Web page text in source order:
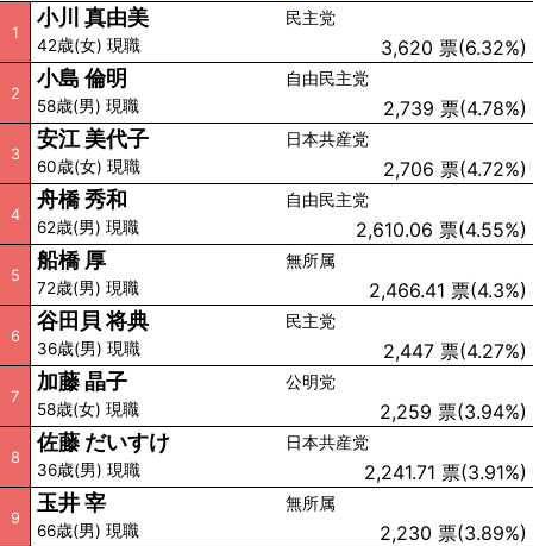
1
小川 真由美
42歳(女) 現職
民主党
3,620 票(6.32%)
2
小島 倫明
58歳(男) 現職
自由民主党
2,739 票(4.78%)
3
安江 美代子
60歳(女) 現職
日本共産党
2,706 票(4.72%)
4
舟橋 秀和
62歳(男) 現職
自由民主党
2,610.06 票(4.55%)
5
船橋 厚
72歳(男) 現職
無所属
2,466.41 票(4.3%)
6
谷田貝 将典
36歳(男) 現職
民主党
2,447 票(4.27%)
7
加藤 晶子
58歳(女) 現職
公明党
2,259 票(3.94%)
8
佐藤 だいすけ
36歳(男) 現職
日本共産党
2,241.71 票(3.91%)
9
玉井 宰
66歳(男) 現職
無所属
2,230 票(3.89%)